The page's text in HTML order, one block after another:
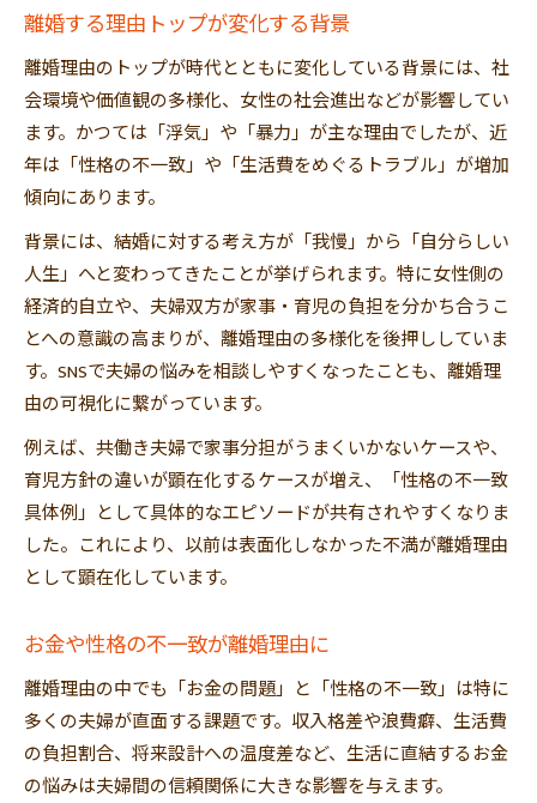
離婚理由と子供への説明ポイント
子供がいる離婚理由ランキングの傾向
子供がいる場合の離婚理由を整理
離婚すべきか判断するサイン総まとめ
離婚した方がいいサインと離婚理由の関係
離婚理由と照らし合わせる判断ポイント
離婚を決意すべき理由を明確にする方法
離婚理由ランキングから見る判断材料
離婚の兆候と理由を客観的に確認しよう
離婚する理由トップが変化する背景
離婚理由のトップが時代とともに変化している背景には、社
会環境や価値観の多様化、女性の社会進出などが影響してい
ます。かつては「浮気」や「暴力」が主な理由でしたが、近
年は「性格の不一致」や「生活費をめぐるトラブル」が増加
傾向にあります。
背景には、結婚に対する考え方が「我慢」から「自分らしい
人生」へと変わってきたことが挙げられます。特に女性側の
経済的自立や、夫婦双方が家事・育児の負担を分かち合うこ
とへの意識の高まりが、離婚理由の多様化を後押ししていま
す。SNSで夫婦の悩みを相談しやすくなったことも、離婚理
由の可視化に繋がっています。
例えば、共働き夫婦で家事分担がうまくいかないケースや、
育児方針の違いが顕在化するケースが増え、「性格の不一致
具体例」として具体的なエピソードが共有されやすくなりま
した。これにより、以前は表面化しなかった不満が離婚理由
として顕在化しています。
お金や性格の不一致が離婚理由に
離婚理由の中でも「お金の問題」と「性格の不一致」は特に
多くの夫婦が直面する課題です。収入格差や浪費癖、生活費
の負担割合、将来設計への温度差など、生活に直結するお金
の悩みは夫婦間の信頼関係に大きな影響を与えます。